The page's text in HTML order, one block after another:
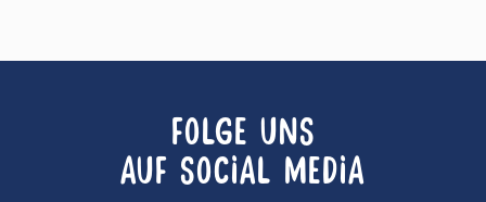
FOLGE UNS
AUF SOCIAL MEDIA